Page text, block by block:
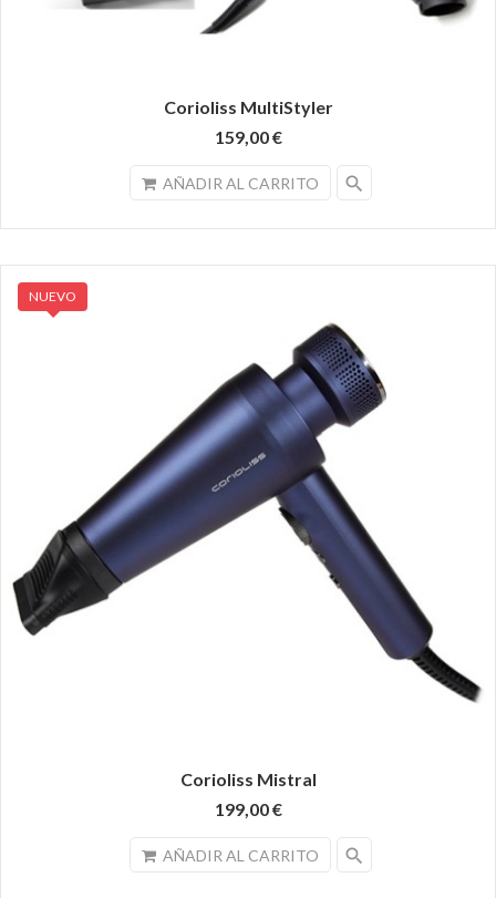
Corioliss MultiStyler
159,00 €
AÑADIR AL CARRITO search
Corioliss Mistral
199,00 €
AÑADIR AL CARRITO search
NUEVO